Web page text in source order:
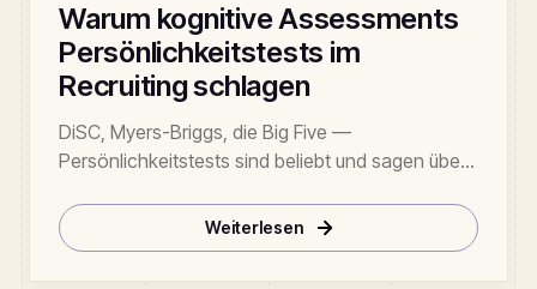
Warum kognitive Assessments
Persönlichkeitstests im
Recruiting schlagen
DiSC, Myers-Briggs, die Big Five —
Persönlichkeitstests sind beliebt und sagen über
Assessments sagen alles vorher. Hier ist die
Meta-Analyse, die Sie brauchen.
Weiterlesen